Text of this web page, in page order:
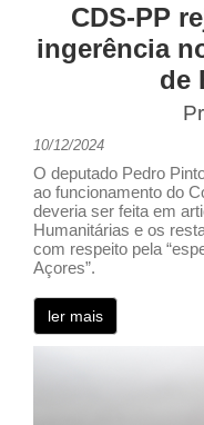
CDS-PP
ingerência
de
10/12/2024
O deputado Pedro
ao funcionamento do
deveria ser feita em
Humanitárias e os
com respeito pela
Açores”.
ler mais